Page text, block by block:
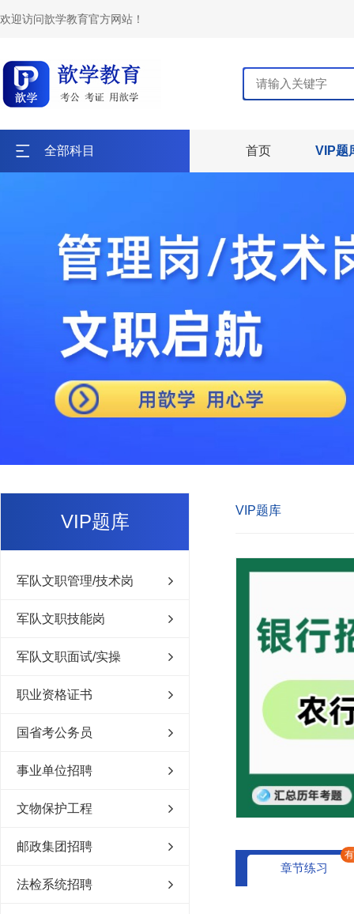
欢迎访问歆学教育官方网站！
全部科目 首页 VIP题
VIP题库
军队文职管理/技术岗
军队文职技能岗
军队文职面试/实操
职业资格证书
国省考公务员
事业单位招聘
文物保护工程
邮政集团招聘
法检系统招聘
VIP题库
章节练习